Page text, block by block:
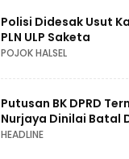
Polisi Didesak Usut
PLN ULP Saketa
POJOK HALSEL
Putusan BK DPRD
Nurjaya Dinilai Batal
HEADLINE